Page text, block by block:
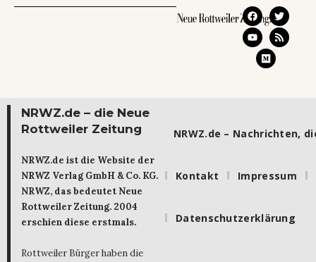
NRWZ.de – die Neue
Rottweiler Zeitung
NRWZ.de ist die Website der
NRWZ Verlag GmbH & Co. KG.
NRWZ, das bedeutet Neue
Rottweiler Zeitung. 2004
erschien diese erstmals.
Rottweiler Bürger haben die
NRWZ.de – Nachrichten,
Kontakt Impressum
Datenschutzerklärung